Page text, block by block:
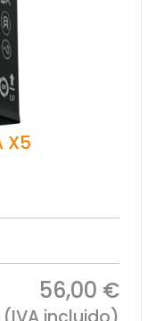
X5
56,00 €